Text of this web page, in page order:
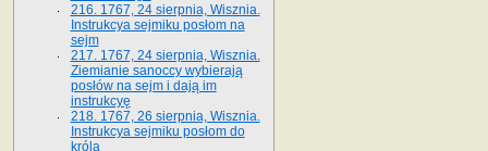
216. 1767, 24 sierpnia, Wisznia.
Instrukcya sejmiku posłom na
sejm
217. 1767, 24 sierpnia, Wisznia.
Ziemianie sanoccy wybierają
posłów na sejm i dają im
instrukcyę
218. 1767, 26 sierpnia, Wisznia.
Instrukcya sejmiku posłom do
króla